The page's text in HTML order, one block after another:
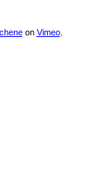
on Vimeo.